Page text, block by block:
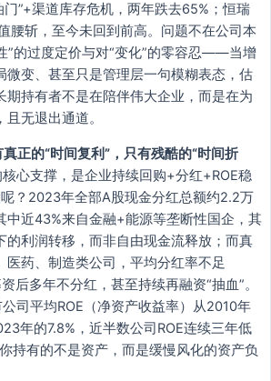
”+渠道库存危机，两年跌去65%；恒瑞
腰斩，至今未回到前高。问题不在公司本
”的过度定价与对“变化”的零容忍——当增
微变、甚至只是管理层一句模糊表态，估
期持有者不是在陪伴伟大企业，而是在为
无退出通道。
正的“时间复利”，只有残酷的“时间折
心支撑，是企业持续回购+分红+ROE稳
？2023年全部A股现金分红总额约2.2万
中近43%来自金融+能源等垄断性国企，其
的利润转移，而非自由现金流释放；而真
医药、制造类公司，平均分红率不足
后多年不分红，甚至持续再融资“抽血”。
司平均ROE（净资产收益率）从2010年
年的7.8%，近半数公司ROE连续三年低
有的不是资产，而是缓慢风化的资产负